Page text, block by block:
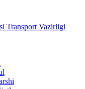
Transport Vazirligi